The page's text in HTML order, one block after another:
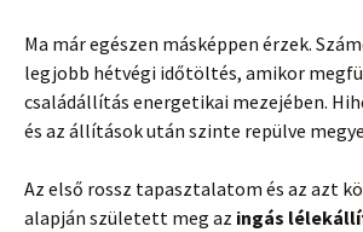
Ma már egészen másképpen érzek.
legjobb hétvégi időtöltés, amikor
családállítás energetikai mezejében.
és az állítások után szinte repülve
Az első rossz tapasztalatom és az azt
alapján született meg az ingás